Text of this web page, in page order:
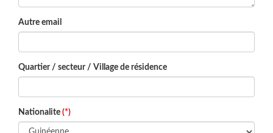
Autre email
Quartier / secteur / Village de résidence
Nationalite (*)